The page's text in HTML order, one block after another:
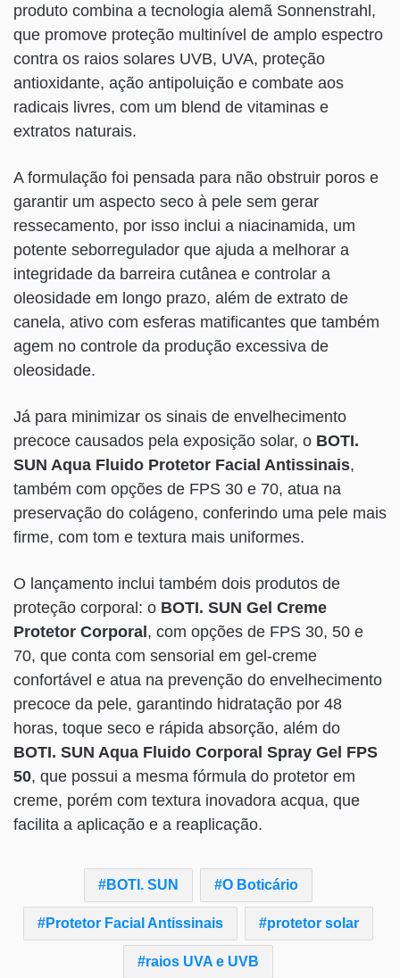
produto combina a tecnologia alemã Sonnenstrahl,
que promove proteção multinível de amplo espectro
contra os raios solares UVB, UVA, proteção
antioxidante, ação antipoluição e combate aos
radicais livres, com um blend de vitaminas e
extratos naturais.
A formulação foi pensada para não obstruir poros e
garantir um aspecto seco à pele sem gerar
ressecamento, por isso inclui a niacinamida, um
potente seborregulador que ajuda a melhorar a
integridade da barreira cutânea e controlar a
oleosidade em longo prazo, além de extrato de
canela, ativo com esferas matificantes que também
agem no controle da produção excessiva de
oleosidade.
Já para minimizar os sinais de envelhecimento
precoce causados pela exposição solar, o BOTI.
SUN Aqua Fluido Protetor Facial Antissinais,
também com opções de FPS 30 e 70, atua na
preservação do colágeno, conferindo uma pele mais
firme, com tom e textura mais uniformes.
O lançamento inclui também dois produtos de
proteção corporal: o BOTI. SUN Gel Creme
Protetor Corporal , com opções de FPS 30, 50 e
70, que conta com sensorial em gel-creme
confortável e atua na prevenção do envelhecimento
precoce da pele, garantindo hidratação por 48
horas, toque seco e rápida absorção, além do
BOTI. SUN Aqua Fluido Corporal Spray Gel FPS
50, que possui a mesma fórmula do protetor em
creme, porém com textura inovadora acqua, que
facilita a aplicação e a reaplicação.
BOTI. SUN O Boticário
Protetor Facial Antissinais protetor solar
raios UVA e UVB